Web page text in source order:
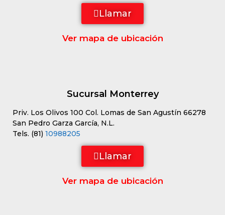
Llamar
Ver mapa de ubicación
Sucursal Monterrey
Priv. Los Olivos 100 Col. Lomas de San Agustín 66278
San Pedro Garza García, N.L.
Tels. (81) 10988205
Llamar
Ver mapa de ubicación